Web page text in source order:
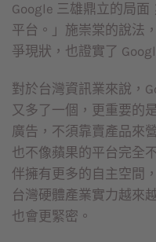
Google 三雄鼎立的局
平台。」施崇棠的說法
爭現狀，也證實了
對於台灣資訊業來說，
又多了一個，更重要的
廣告，不須靠賣產品來
也不像蘋果的平台完全
伴擁有更多的自主空間
台灣硬體產業實力越來
也會更緊密。